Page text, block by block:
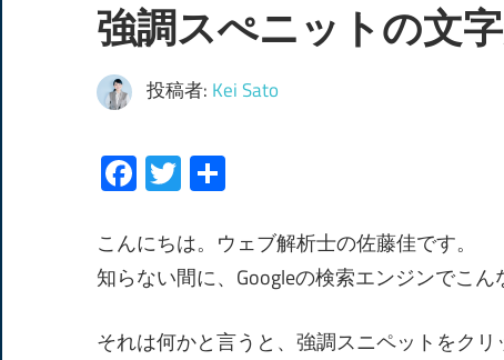
強調スぺニットの文
投稿者: Kei Sato
Facebook
Twitter
こんにちは。ウェブ解析士の佐藤佳です。
知らない間に、Googleの検索エンジンでこん
それは何かと言うと、強調スニペットをクリ